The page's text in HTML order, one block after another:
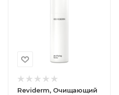
Reviderm, Очищающий